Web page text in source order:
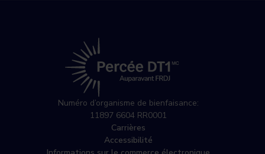
Numéro d’organisme de bienfaisance:
11897 6604 RR0001
Carrières
Accessibilité